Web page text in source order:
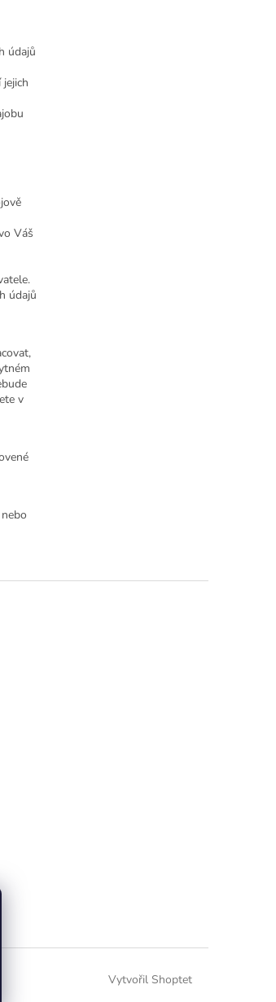
údajů
Váš
údajů
v
nebo
Vytvořil Shoptet